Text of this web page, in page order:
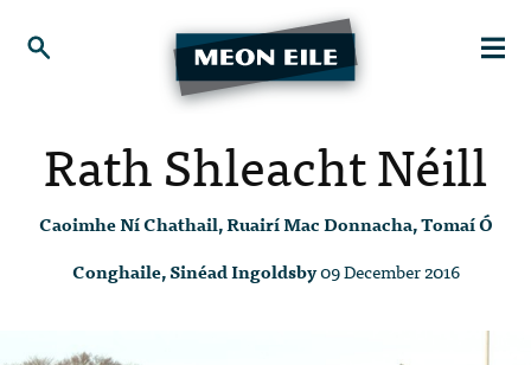
Rath Shleacht Néill
Caoimhe Ní Chathail, Ruairí Mac Donnacha, Tomaí Ó
Conghaile, Sinéad Ingoldsby09 December 2016